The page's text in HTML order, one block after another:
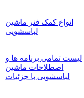
انواع کمک فنر ماشین
لباسشویی
لیست تمامی برنامه ها و
اصطلاحات ماشین
لباسشویی با جزئیات